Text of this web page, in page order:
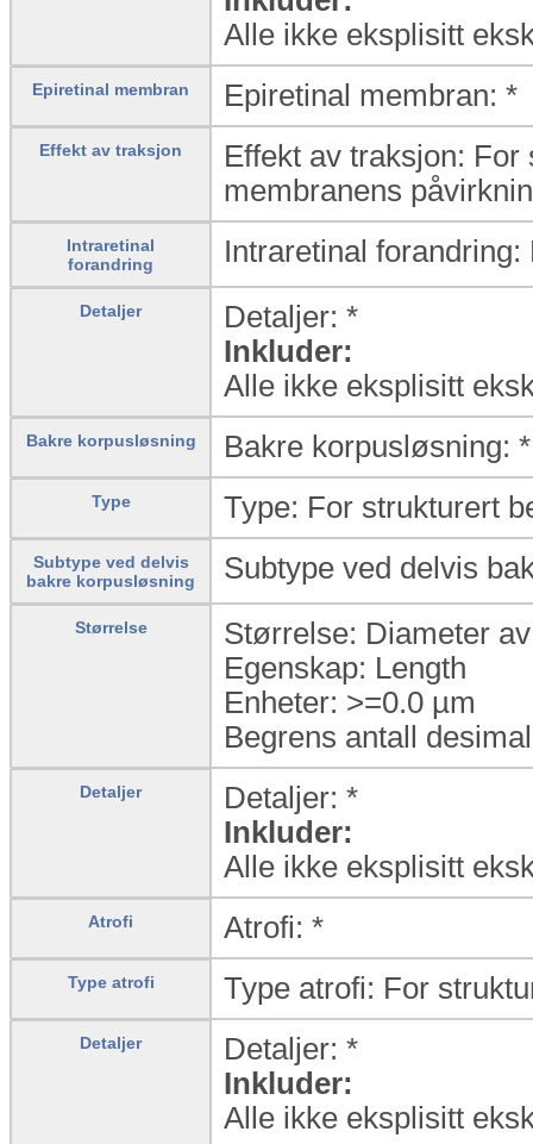
Alle ikke eksplisitt
Epiretinal membran Epiretinal membran: *
Effekt av traksjon
Effekt av traksjon:
membranens
Intraretinal
forandring
Intraretinal
Detaljer
Detaljer: *
Inkluder:
Alle ikke eksplisitt
Bakre korpusløsning Bakre korpusløsning: *
Type Type: For strukturert
Subtype ved delvis
bakre korpusløsning
Subtype ved delvis
Størrelse
Størrelse: Diameter
Egenskap: Length
Enheter: >=0.0 µm
Begrens antall
Detaljer
Detaljer: *
Inkluder:
Alle ikke eksplisitt
Atrofi Atrofi: *
Type atrofi Type atrofi: For
Detaljer
Detaljer: *
Inkluder:
Alle ikke eksplisitt